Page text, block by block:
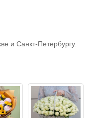
и Санкт-Петербургу.